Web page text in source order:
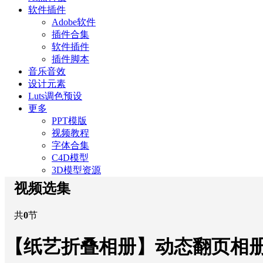
软件插件
Adobe软件
插件合集
软件插件
插件脚本
音乐音效
设计元素
Luts调色预设
更多
PPT模版
视频教程
字体合集
C4D模型
3D模型资源
视频选集
共0节
【纸艺折叠相册】动态翻页相